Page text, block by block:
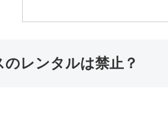
レンタルは禁止？